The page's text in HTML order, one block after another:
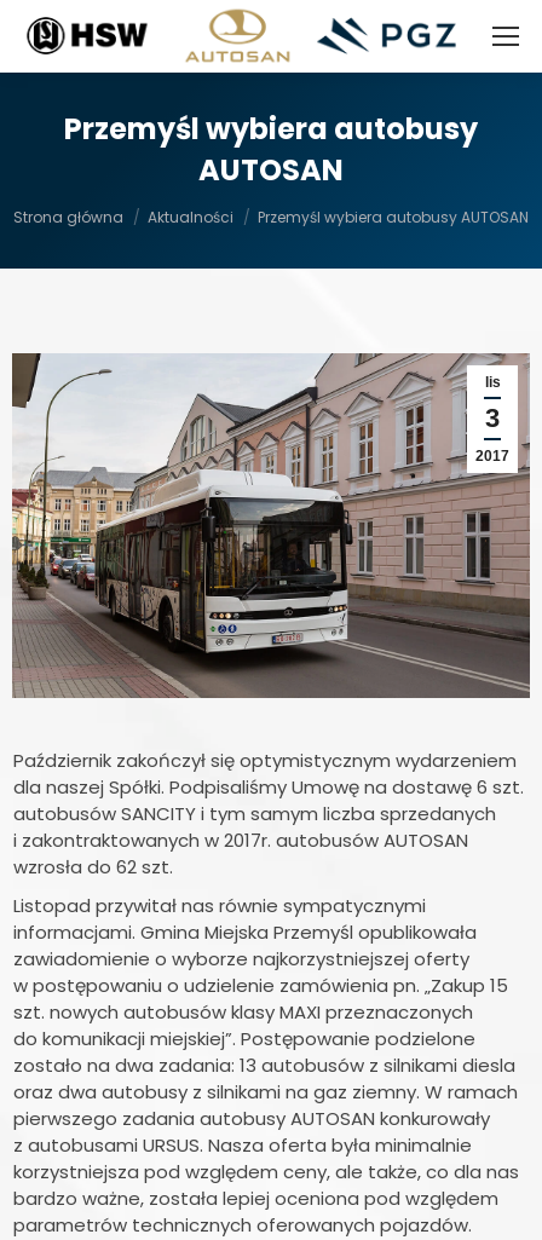
Przemyśl wybiera autobusy
AUTOSAN
Strona główna Aktualności Przemyśl wybiera autobusy AUTOSAN
lis
3
2017
Październik zakończył się optymistycznym wydarzeniem
dla naszej Spółki. Podpisaliśmy Umowę na dostawę 6 szt.
autobusów SANCITY i tym samym liczba sprzedanych
i zakontraktowanych w 2017r. autobusów AUTOSAN
wzrosła do 62 szt.
Listopad przywitał nas równie sympatycznymi
informacjami. Gmina Miejska Przemyśl opublikowała
zawiadomienie o wyborze najkorzystniejszej oferty
w postępowaniu o udzielenie zamówienia pn. „Zakup 15
szt. nowych autobusów klasy MAXI przeznaczonych
do komunikacji miejskiej”. Postępowanie podzielone
zostało na dwa zadania: 13 autobusów z silnikami diesla
oraz dwa autobusy z silnikami na gaz ziemny. W ramach
pierwszego zadania autobusy AUTOSAN konkurowały
z autobusami URSUS. Nasza oferta była minimalnie
korzystniejsza pod względem ceny, ale także, co dla nas
bardzo ważne, została lepiej oceniona pod względem
parametrów technicznych oferowanych pojazdów.